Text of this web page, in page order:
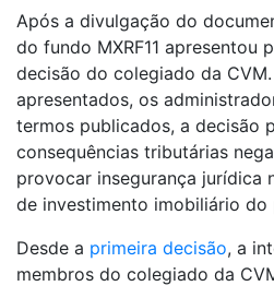
Após a divulgação do
do fundo MXRF11 apresentou
decisão do colegiado da
apresentados, os
termos publicados, a decisão
consequências tributárias
provocar insegurança jurídica
de investimento imobiliário do
Desde a primeira decisão, a
membros do colegiado da